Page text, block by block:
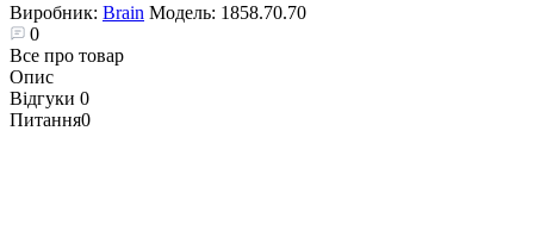
Виробник: Brain Модель: 1858.70.70
0
Все про товар
Опис
Відгуки 0
Питання0